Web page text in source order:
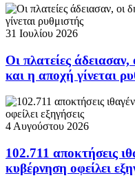
31 Ιουλίου 2026
Οι πλατείες
και η αποχή γίνεται
4 Αυγούστου 2026
102.711 αποκτήσεις
κυβέρνηση οφείλει